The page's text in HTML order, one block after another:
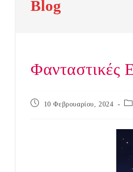
Blog
Φανταστικές
Post
10 Φεβρουαρίου, 2024
Post